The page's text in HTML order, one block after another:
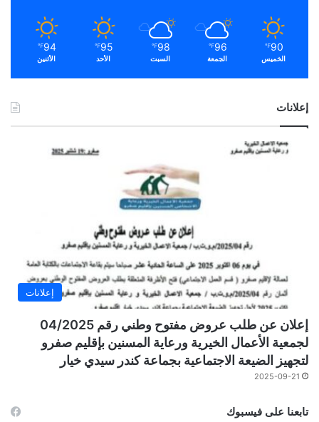
90
℉
الخميس
96
℉
الجمعة
98
℉
السبت
95
℉
الأحد
94
℉
الأثنين
إعلانات
إعلانات
إعلان عن طلب عروض مفتوح وطني رقم 04/2025
لجمعية الأعمال الخيرية ورعاية المسنين بإقليم صفرو
لتجهيز الضيعة الاجتماعية بجماعة كندر سيدي خيار
2025-09-21
تابعنا على فيسبوك